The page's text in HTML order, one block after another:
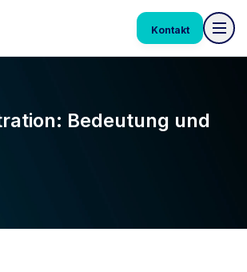
Kontakt
Bedeutung und